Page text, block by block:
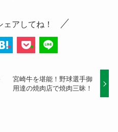
ェアしてね！
宮崎牛を堪能！野球選手御
用達の焼肉店で焼肉三昧！